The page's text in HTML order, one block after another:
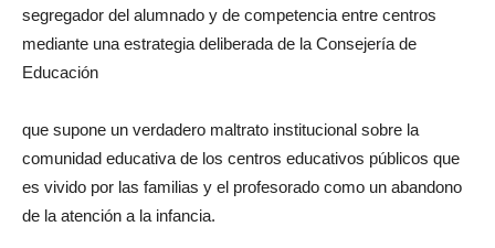
segregador del alumnado y de competencia entre centros
mediante una estrategia deliberada de la Consejería de
Educación
que supone un verdadero maltrato institucional sobre la
comunidad educativa de los centros educativos públicos que
es vivido por las familias y el profesorado como un abandono
de la atención a la infancia.